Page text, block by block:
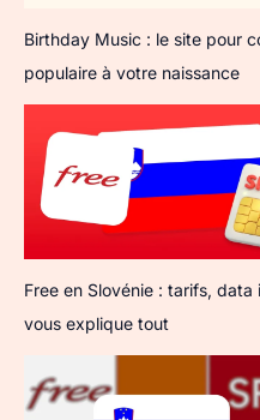
Birthday Music : le site pour
populaire à votre naissance
Free en Slovénie : tarifs,
vous explique tout